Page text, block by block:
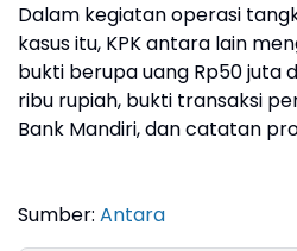
Dalam kegiatan operasi
kasus itu, KPK antara lain
bukti berupa uang Rp50 juta
ribu rupiah, bukti transaksi
Bank Mandiri, dan catatan
Sumber: Antara